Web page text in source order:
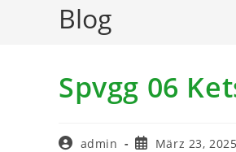
Blog
Spvgg 06
Beitrags-
admin
BeitragMärz 23, 2025